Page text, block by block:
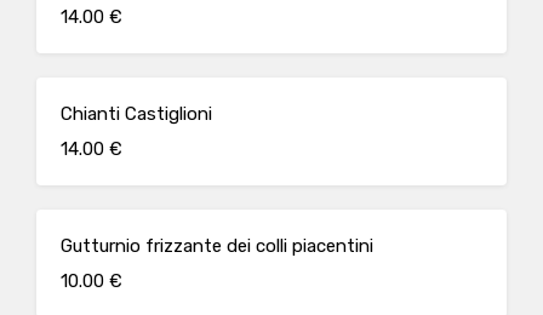
14.00 €
Chianti Castiglioni
14.00 €
Gutturnio frizzante dei colli piacentini
10.00 €